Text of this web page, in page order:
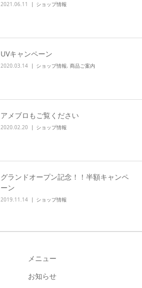
2021.06.11 ショップ情報
UVキャンペーン
2020.03.14 ショップ情報, 商品ご案内
アメブロもご覧ください
2020.02.20 ショップ情報
グランドオープン記念！！半額キャンペ
ーン
2019.11.14 ショップ情報
メニュー
お知らせ